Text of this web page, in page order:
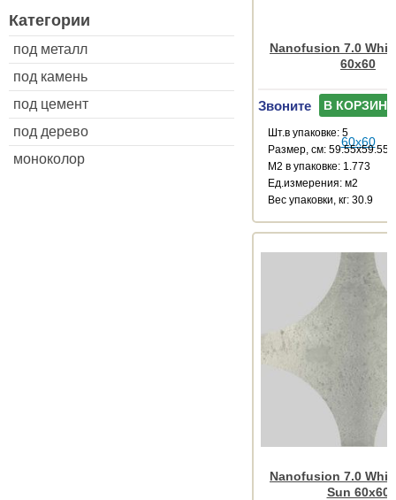
Категории
под металл
под камень
под цемент
под дерево
моноколор
Nanofusion 7.0
60x60
Звоните В КОРЗИНУ
Шт.в упаковке: 5
Размер, см: 59.55x59.55
М2 в упаковке: 1.773
Ед.измерения: м2
Веc упаковки, кг: 30.9
Nanofusion 7.0
Sun 60x60